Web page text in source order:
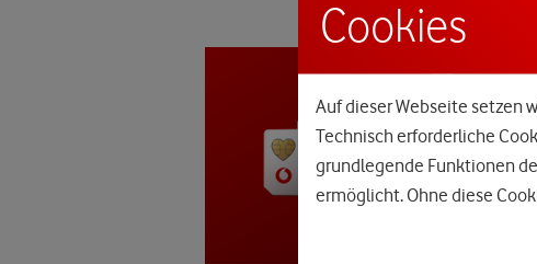
Cookies
Auf dieser Webseite setzen
Technisch erforderliche
grundlegende Funktionen
ermöglicht. Ohne diese